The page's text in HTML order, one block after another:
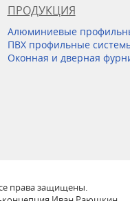
ПРОДУКЦИЯ
Алюминиевые
ПВХ профильные
Оконная и дверная
права защищены.